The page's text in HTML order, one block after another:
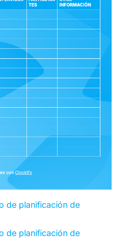
de planificación de
de planificación de